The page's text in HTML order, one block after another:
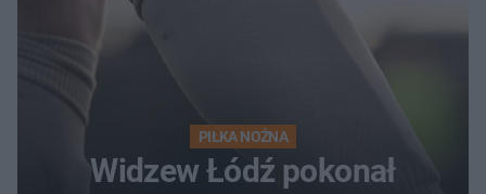
PIŁKA NOŻNA
Widzew Łódź pokonał